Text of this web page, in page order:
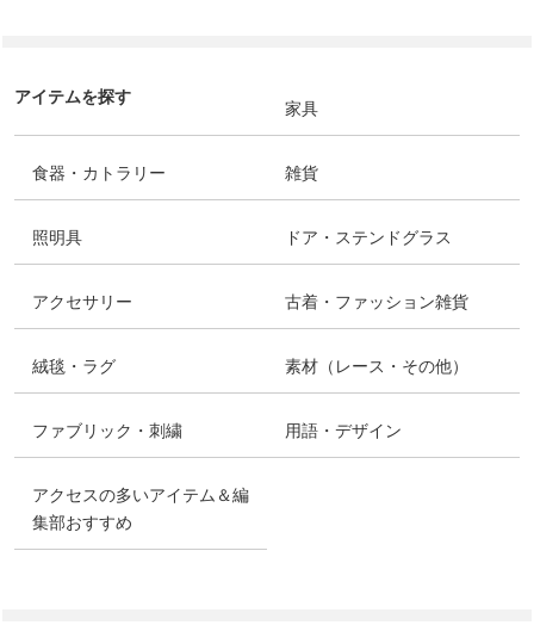
アイテムを探す
家具
食器・カトラリー 雑貨
照明具 ドア・ステンドグラス
アクセサリー 古着・ファッション雑貨
絨毯・ラグ 素材（レース・その他）
ファブリック・刺繍 用語・デザイン
アクセスの多いアイテム＆編
集部おすすめ